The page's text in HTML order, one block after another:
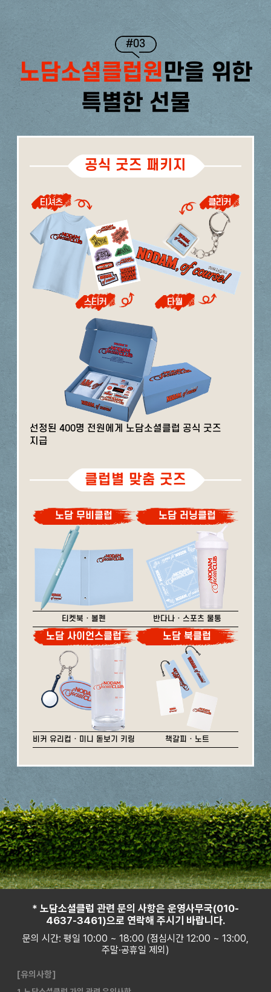
#03
노담소셜클럽원만을 위한
특별한 선물
공식 굿즈 패키지
선정된 400명 전원에게 노담소셜클럽 공식 굿즈
지급
클럽별 맞춤 굿즈
노담 무비클럽
티켓북 · 볼펜
노담 러닝클럽
반다나 · 스포츠 물통
노담 사이언스클럽
비커 유리컵 · 미니 돋보기 키링
노담 북클럽
책갈피 · 노트
* 노담소셜클럽 관련 문의 사항은 운영사무국(010-
4637-3461)으로 연락해 주시기 바랍니다.
문의 시간: 평일 10:00 ~ 18:00 (점심시간 12:00 ~ 13:00,
주말·공휴일 제외)
[유의사항]